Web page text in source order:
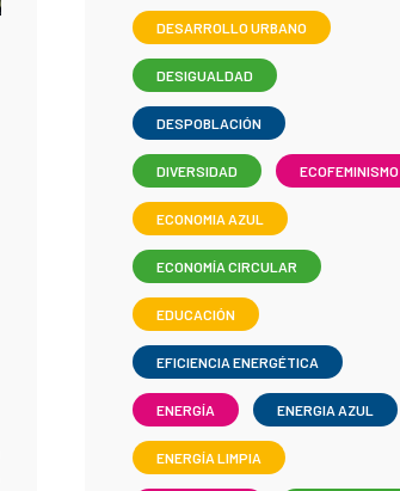
DESARROLLO URBANO
DESIGUALDAD
DESPOBLACIÓN
DIVERSIDAD ECOFEMINISMO
ECONOMIA AZUL
ECONOMÍA CIRCULAR
EDUCACIÓN
EFICIENCIA ENERGÉTICA
ENERGÍA ENERGIA AZUL
ENERGÍA LIMPIA